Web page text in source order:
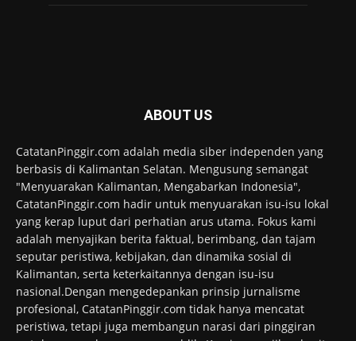
ABOUT US
CatatanPinggir.com adalah media siber independen yang
berbasis di Kalimantan Selatan. Mengusung semangat
"Menyuarakan Kalimantan, Mengabarkan Indonesia",
CatatanPinggir.com hadir untuk menyuarakan isu-isu lokal
yang kerap luput dari perhatian arus utama. Fokus kami
adalah menyajikan berita faktual, berimbang, dan tajam
seputar peristiwa, kebijakan, dan dinamika sosial di
Kalimantan, serta keterkaitannya dengan isu-isu
nasional.Dengan mengedepankan prinsip jurnalisme
profesional, CatatanPinggir.com tidak hanya mencatat
peristiwa, tetapi juga membangun narasi dari pinggiran